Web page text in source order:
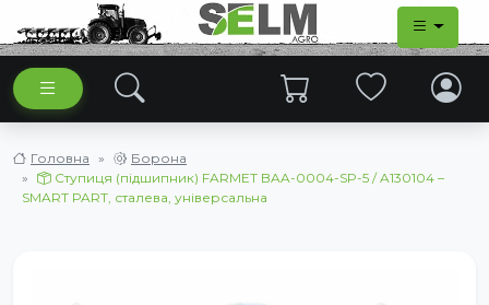
Головна
Борона
Ступиця (підшипник) FARMET BAA-0004-SP-5 / A130104 –
SMART PART, сталева, універсальна